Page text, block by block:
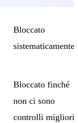
Bloccato
sistematicamente
Bloccato finché
non ci sono
controlli migliori